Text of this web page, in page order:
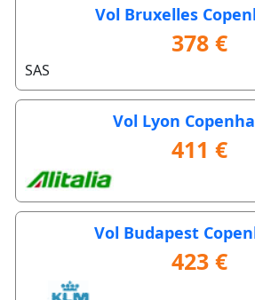
Vol Bruxelles
378 €
SAS
Vol Lyon
411 €
Vol Budapest
423 €